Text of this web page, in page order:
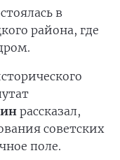
в
района, где
рассказал,
советских
поле.